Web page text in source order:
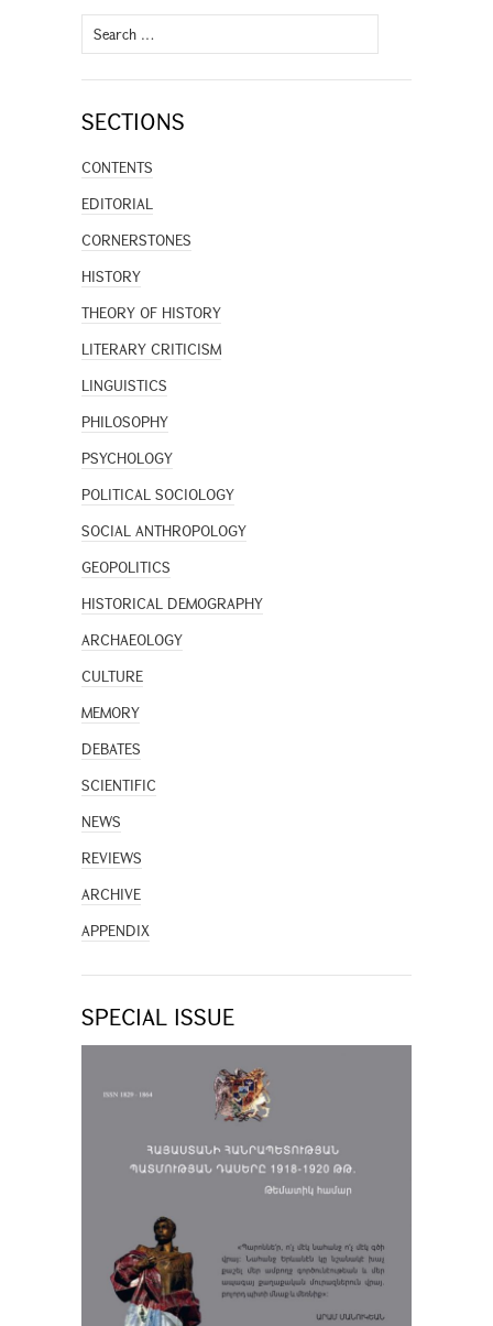
Search
for:
SECTIONS
CONTENTS
EDITORIAL
CORNERSTONES
HISTORY
THEORY OF HISTORY
LITERARY CRITICISM
LINGUISTICS
PHILOSOPHY
PSYCHOLOGY
POLITICAL SOCIOLOGY
SOCIAL ANTHROPOLOGY
GEOPOLITICS
HISTORICAL DEMOGRAPHY
ARCHAEOLOGY
CULTURE
MEMORY
DEBATES
SCIENTIFIC
NEWS
REVIEWS
ARCHIVE
APPENDIX
SPECIAL ISSUE